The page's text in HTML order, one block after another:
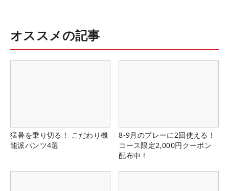
オススメの記事
猛暑を乗り切る！ こだわり機
能派パンツ4選
8-9月のプレーに2回使える！
コース限定2,000円クーポン
配布中！